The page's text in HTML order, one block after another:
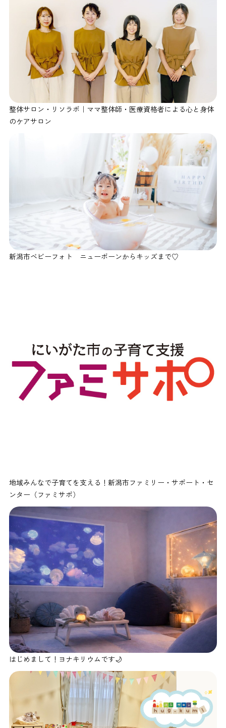
整体サロン・リソラボ｜ママ整体師・医療資格者による心と身体
のケアサロン
新潟市ベビーフォト ニューボーンからキッズまで♡
地域みんなで子育てを支える！新潟市ファミリー・サポート・セ
ンター（ファミサポ）
はじめまして！ヨナキリウムです🌙